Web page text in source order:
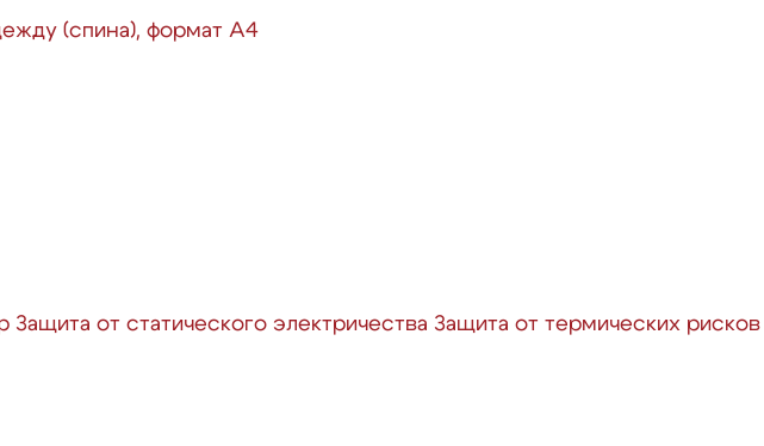
(спина), формат А4
Защита от статического электричества Защита от термических рисков